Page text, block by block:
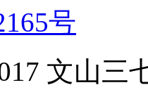
号
文山三